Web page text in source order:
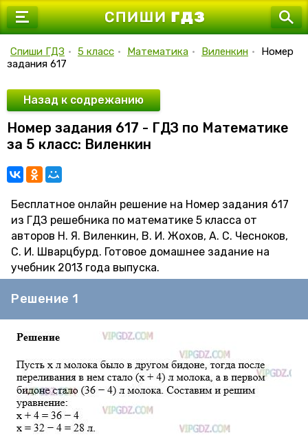
7 класс
9 класс
10 класс
11 класс
Спиши ГДЗ • 5 класс • Математика • Виленкин •
Номер
задания 617
Назад к содрежанию
Номер задания 617 - ГДЗ по Математике
за 5 класс: Виленкин
Бесплатное онлайн решение на Номер задания 617
из ГДЗ решебника по математике 5 класса от
авторов Н. Я. Виленкин, В. И. Жохов, А. С. Чесноков,
С. И. Шварцбурд. Готовое домашнее задание на
учебник 2013 года выпуска.
Решение 1